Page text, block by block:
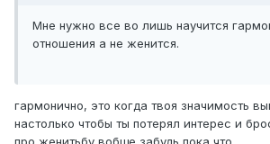
Мне нужно все во лишь научится
отношения а не женится.
гармонично, это когда твоя значимость
настолько чтобы ты потерял интерес и
про женитьбу вобще забудь пока что.